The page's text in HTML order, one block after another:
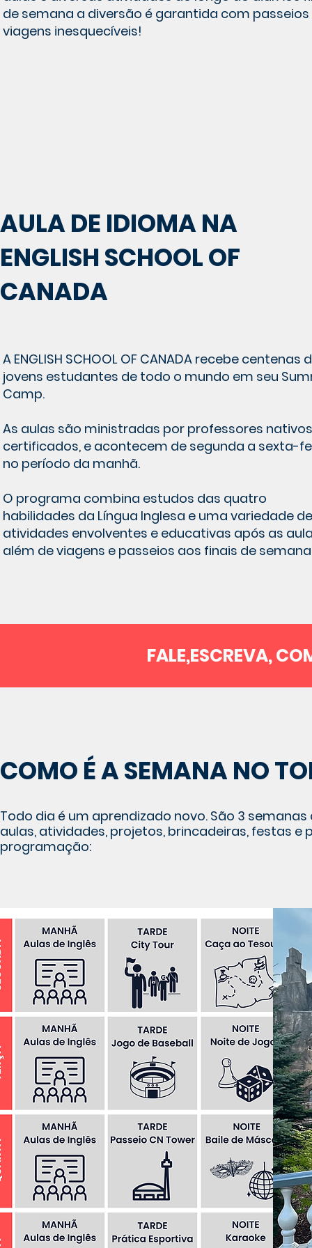
de semana a diversão é garantida com passeios
viagens inesquecíveis!
AULA DE IDIOMA NA
ENGLISH SCHOOL OF
CANADA
A ENGLISH SCHOOL OF CANADA recebe centenas
jovens estudantes de todo o mundo em seu
Camp.
As aulas são ministradas por professores
certificados, e acontecem de segunda a sexta-
no período da manhã.
O programa combina estudos das quatro
habilidades da Língua Inglesa e uma variedade de
atividades envolventes e educativas após as
além de viagens e passeios aos finais de
FALE,ESCREVA,
COMO É A SEMANA NO
Todo dia é um aprendizado novo. São 3
aulas, atividades, projetos, brincadeiras, festas
programação: